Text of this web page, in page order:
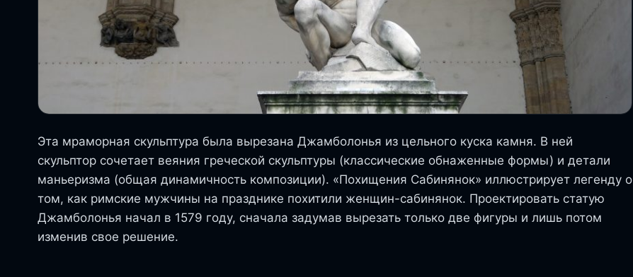
Эта мраморная скульптура была вырезана Джамболонья из цельного куска камня. В ней
скульптор сочетает веяния греческой скульптуры (классические обнаженные формы) и детали
маньеризма (общая динамичность композиции). «Похищения Сабинянок» иллюстрирует легенду о
том, как римские мужчины на празднике похитили женщин-сабинянок. Проектировать статую
Джамболонья начал в 1579 году, сначала задумав вырезать только две фигуры и лишь потом
изменив свое решение.